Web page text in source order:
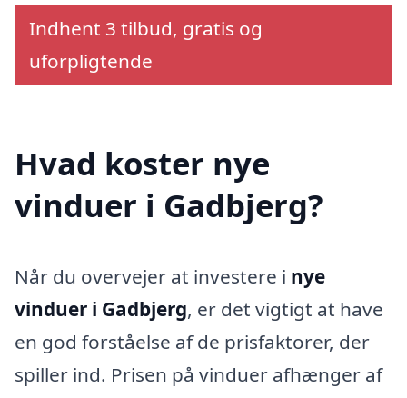
Indhent 3 tilbud, gratis og
uforpligtende
Hvad koster nye
vinduer i Gadbjerg?
Når du overvejer at investere i nye
vinduer i Gadbjerg, er det vigtigt at have
en god forståelse af de prisfaktorer, der
spiller ind. Prisen på vinduer afhænger af